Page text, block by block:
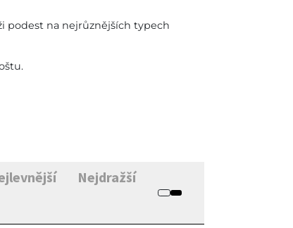
podest na nejrůznějších typech
Nejdražší